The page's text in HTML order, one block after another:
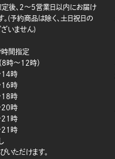
定後、2～5営業日以内にお届け
。(予約商品は除く、土日祝日の
いません)
間指定
8時～12時）
14時
16時
18時
20時
21時
21時
いただけます。